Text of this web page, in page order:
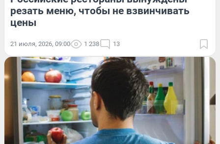
резать меню, чтобы не взвинчивать
цены
21 июля, 2026, 09:00 1 238 13